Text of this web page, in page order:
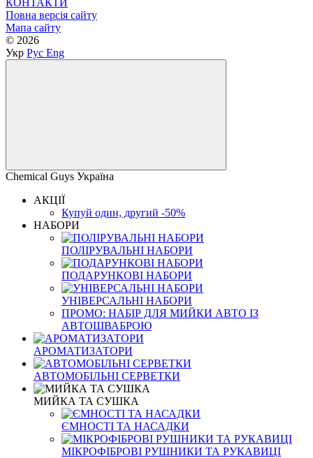
Повна версія сайту
Мапа сайту
© 2026
Укр Рус Eng
Chemical Guys Україна
АКЦІЇ
Купуй один, другий -50%
НАБОРИ
ПОЛІРУВАЛЬНІ НАБОРИ
ПОДАРУНКОВІ НАБОРИ
УНІВЕРСАЛЬНІ НАБОРИ
ПРОМО: НАБІР ДЛЯ МИЙКИ АВТО ІЗ
АВТОШВАБРОЮ
АРОМАТИЗАТОРИ
АВТОМОБІЛЬНІ СЕРВЕТКИ
МИЙКА ТА СУШКА
ЄМНОСТІ ТА НАСАДКИ
МІКРОФІБРОВІ РУШНИКИ ТА РУКАВИЦІ